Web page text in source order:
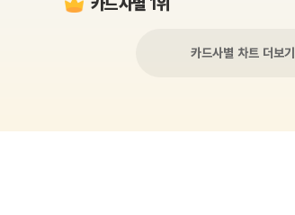
카드사별 차트 더보기